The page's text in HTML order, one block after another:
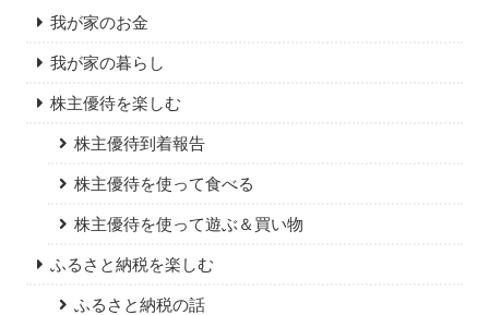
我が家のお金
我が家の暮らし
株主優待を楽しむ
株主優待到着報告
株主優待を使って食べる
株主優待を使って遊ぶ＆買い物
ふるさと納税を楽しむ
ふるさと納税の話